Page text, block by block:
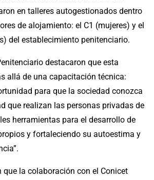
en talleres autogestionados dentro
de alojamiento: el C1 (mujeres) y el
del establecimiento penitenciario.
destacaron que esta
allá de una capacitación técnica:
para que la sociedad conozca
que realizan las personas privadas de
herramientas para el desarrollo de
y fortaleciendo su autoestima y
que la colaboración con el Conicet